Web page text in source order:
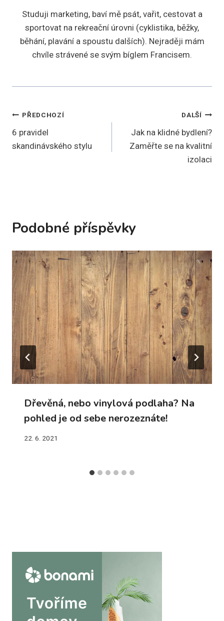
Studuji marketing, baví mě psát, vařit, cestovat a
sportovat na rekreační úrovni (cyklistika, běžky,
běhání, plavání a spoustu dalších). Nejraději mám
chvíle strávené se svým bíglem Francisem.
Navigace
pro
PŘEDCHOZÍ
6 pravidel
skandinávského stylu
DALŠÍ
Jak na klidné bydlení?
Zaměřte se na kvalitní
izolaci
Podobné příspěvky
Dřevěná, nebo vinylová podlaha? Na
pohled je od sebe nerozeznáte!
22. 6. 2021